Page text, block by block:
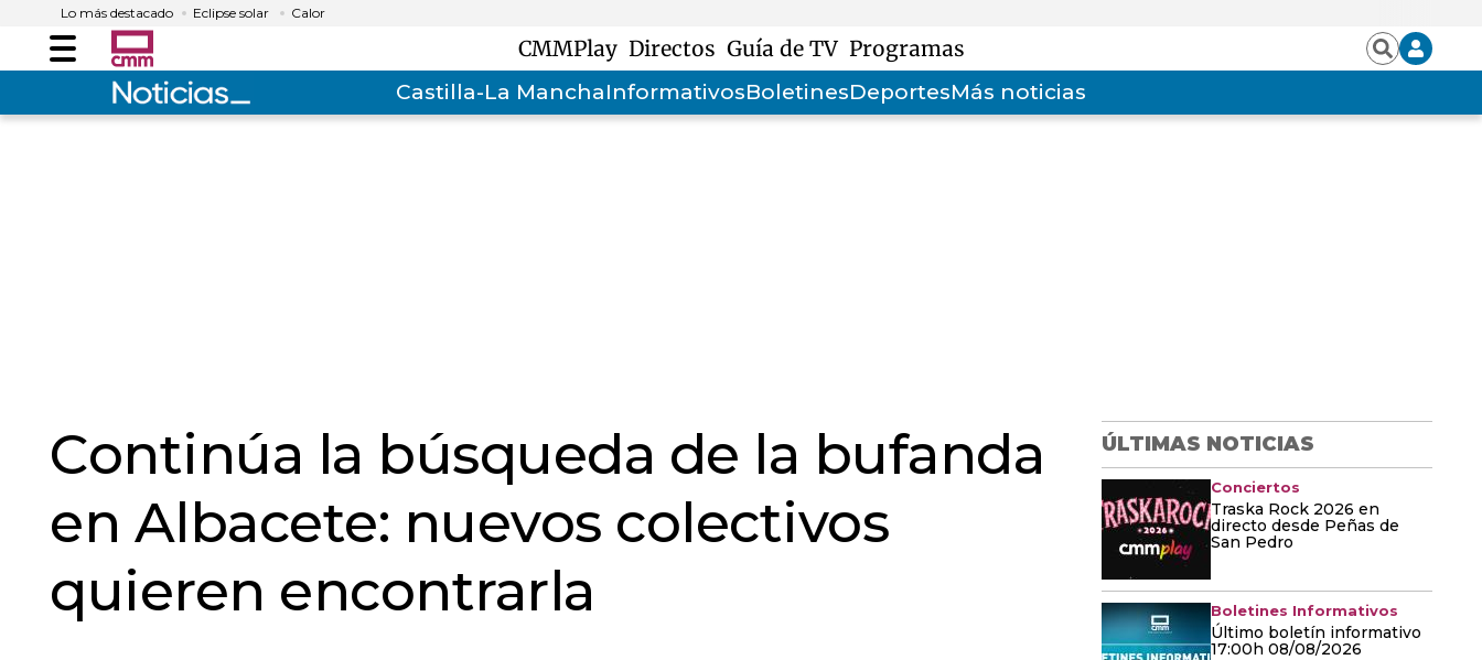
Lo más destacado Eclipse solar Calor
Menú CMMPlay Directos Guía de TV Programas BuscarIniciar
sesión
Castilla-La ManchaInformativosBoletinesDeportesMás noticias
Continúa la búsqueda de la bufanda
en Albacete: nuevos colectivos
quieren encontrarla
ÚLTIMAS NOTICIAS
Conciertos
Traska Rock 2026 en
directo desde Peñas de
San Pedro
Boletines Informativos
Último boletín informativo
17:00h 08/08/2026